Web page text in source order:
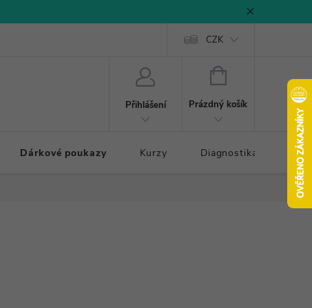
CZK
Přihlášení
NÁKUPNÍ
Prázdný košík
Dárkové poukazy Kurzy Diagnostika došlapu